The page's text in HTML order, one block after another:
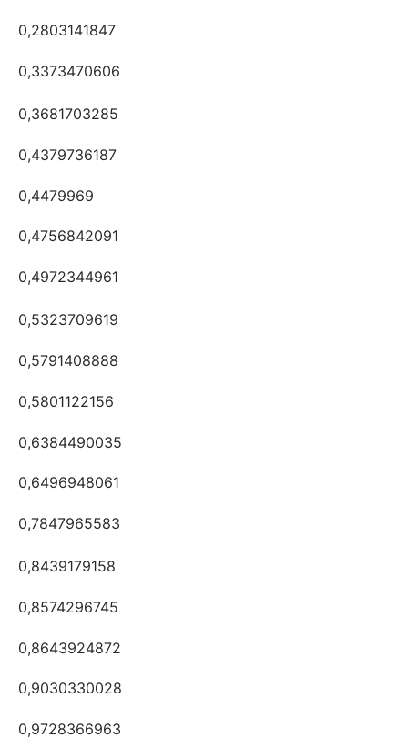
0,2803141847
0,3373470606
0,3681703285
0,4379736187
0,4479969
0,4756842091
0,4972344961
0,5323709619
0,5791408888
0,5801122156
0,6384490035
0,6496948061
0,7847965583
0,8439179158
0,8574296745
0,8643924872
0,9030330028
0,9728366963